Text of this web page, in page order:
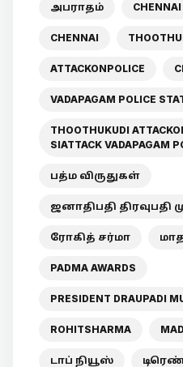
அபராதம் CHENNAI
CHENNAI
ATTACKONPOLICE
VADAPAGAM POLICE
THOOTHUKUDI
SIATTACK VADAPAGAM
பத்ம விருதுகள்
ஜனாதிபதி திரவுபதி
ரோகித் சர்மா
PADMA AWARDS
PRESIDENT DRAUPADI
ROHITSHARMA
டாப் நியூஸ்